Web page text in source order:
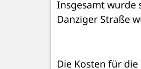
Insgesamt wurde
Danziger Straße
Die Kosten für